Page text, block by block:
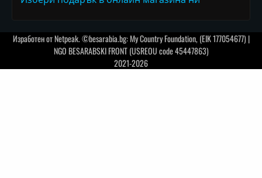
Изработен отNetpeak. ©besarabia.bg: My Country Foundation, (EIK 177054677) |
NGO BESARABSKI FRONT (USREOU code 45447863)
2021-2026